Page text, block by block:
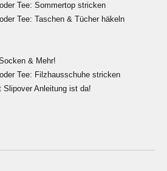
Tee: Sommertop stricken
Tee: Taschen & Tücher häkeln
& Mehr!
Tee: Filzhausschuhe stricken
Slipover Anleitung ist da!